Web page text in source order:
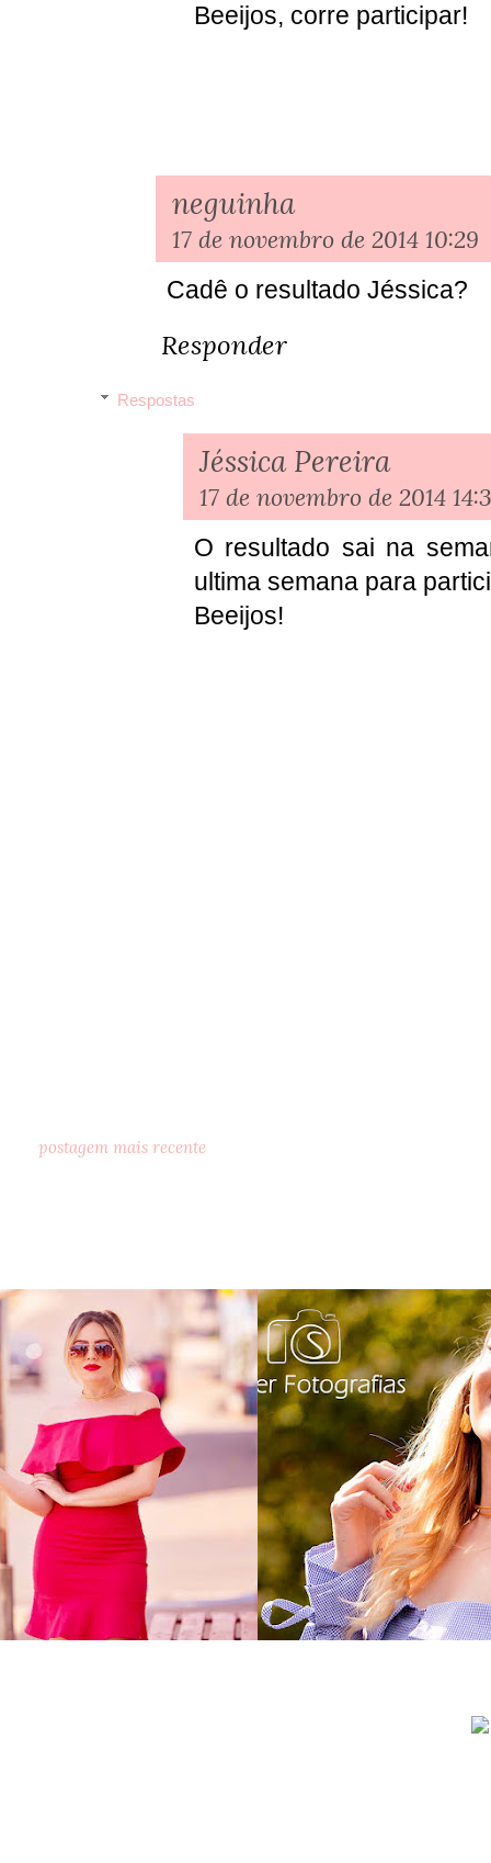
Beeijos, corre participar!
neguinha
17 de novembro de 2014 10:29
Cadê o resultado Jéssica?
Responder
Respostas
Jéssica Pereira
17 de novembro de 2014
O resultado sai na
ultima semana para
Beeijos!
postagem mais recente
dia: vestido babado
indulto jeans
as 3 maiores
este verão